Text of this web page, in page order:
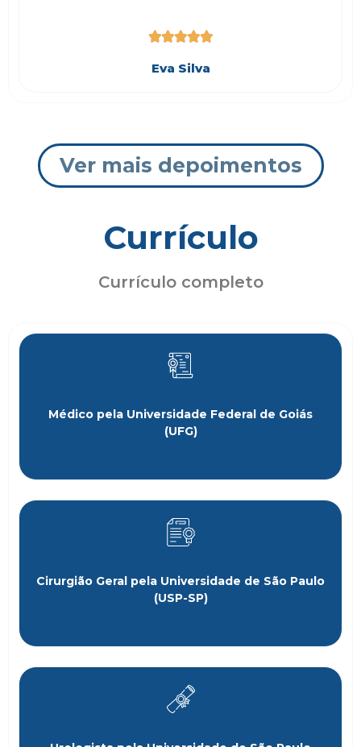

Eva Silva
Ver mais depoimentos
Currículo
Currículo completo
Médico pela Universidade Federal de Goiás
(UFG)
Cirurgião Geral pela Universidade de São Paulo
(USP-SP)